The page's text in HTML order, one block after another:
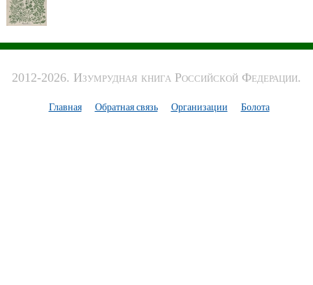
2012-2026. Изумрудная книга Российской Федерации.
Главная Обратная связь Организации Болота